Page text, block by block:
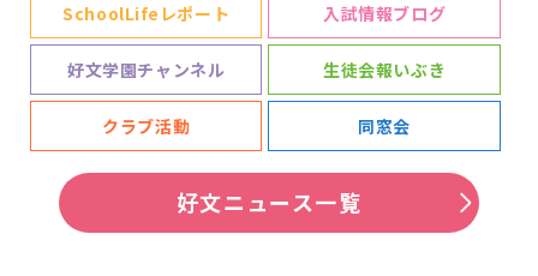
SchoolLifeレポート 入試情報ブログ
好文学園チャンネル 生徒会報いぶき
クラブ活動 同窓会
好文ニュース一覧